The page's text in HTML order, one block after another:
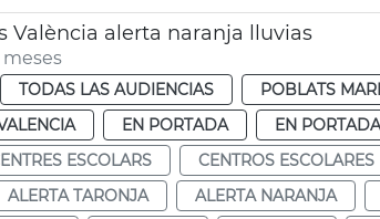
València alerta naranja lluvias
TODAS LAS AUDIENCIAS POBLATS
EN PORTADA EN
ESCOLARS CENTROS ESCOLARES
ALERTA TARONJA ALERTA NARANJA